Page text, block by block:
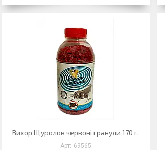
Вихор Щуролов червоні гранули 170 г.
69565